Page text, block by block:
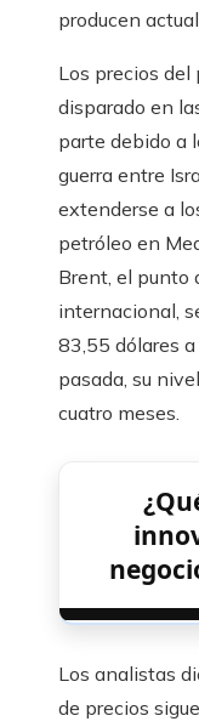
producen
Los precios
disparado en
parte debido a
guerra entre
extenderse a
petróleo en
Brent, el punto
internacional,
83,55 dólares
pasada, su
cuatro meses.
Los analistas
de precios